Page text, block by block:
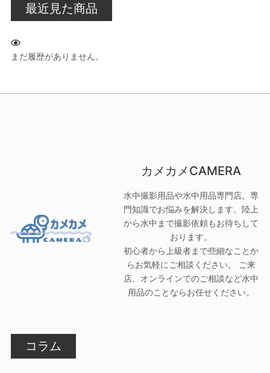
最近見た商品
まだ履歴がありません。
カメカメCAMERA
水中撮影用品や水中用品専門店。専
門知識でお悩みを解決します。陸上
から水中まで撮影依頼もお待ちして
おります。
初心者から上級者まで些細なことか
らお気軽にご相談ください。 ご来
店、オンラインでのご相談など水中
用品のことならお任せください。
コラム